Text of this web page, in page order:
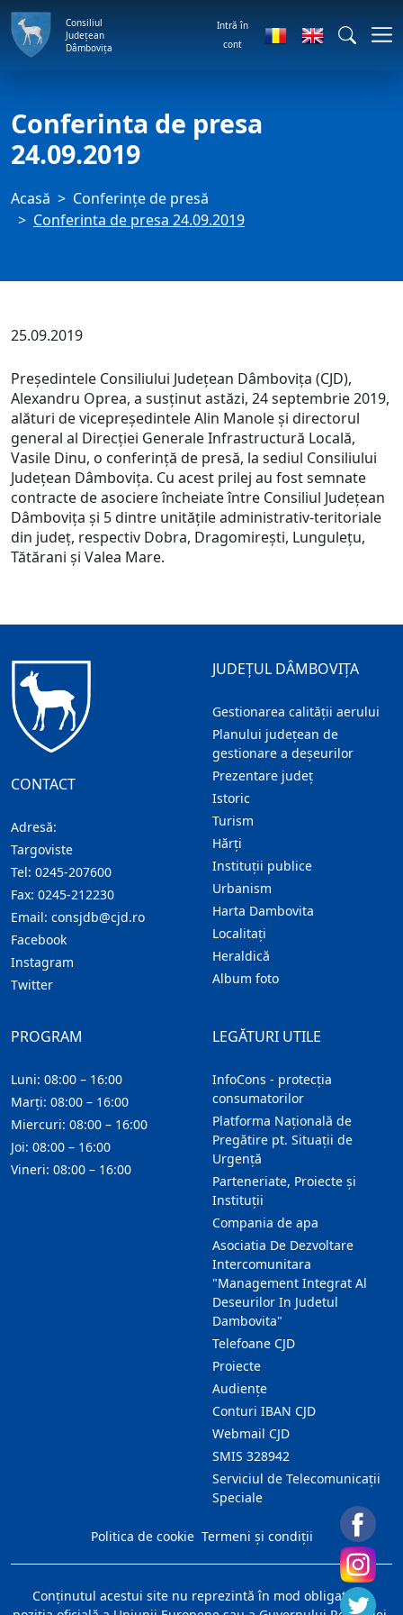
Consiliul
Județean
Dâmbovița
Intră în
cont
Conferinta de presa
24.09.2019
Acasă
Conferințe de presă
Conferinta de presa 24.09.2019
25.09.2019
Președintele Consiliului Județean Dâmbovița (CJD),
Alexandru Oprea, a susținut astăzi, 24 septembrie 2019,
alături de vicepreședintele Alin Manole și directorul
general al Direcției Generale Infrastructură Locală,
Vasile Dinu, o conferință de presă, la sediul Consiliului
Județean Dâmbovița. Cu acest prilej au fost semnate
contracte de asociere încheiate între Consiliul Județean
Dâmbovița și 5 dintre unitățile administrativ-teritoriale
din județ, respectiv Dobra, Dragomirești, Lungulețu,
Tătărani și Valea Mare.
CONTACT
Adresă:
Targoviste
Tel: 0245-207600
Fax: 0245-212230
Email: consjdb@cjd.ro
Facebook
Instagram
Twitter
JUDEȚUL DÂMBOVIȚA
Gestionarea calității aerului
Planului județean de
gestionare a deșeurilor
Prezentare judeţ
Istoric
Turism
Hărţi
Instituţii publice
Urbanism
Harta Dambovita
Localitaţi
Heraldică
Album foto
LEGĂTURI UTILE
InfoCons - protecția
consumatorilor
Platforma Națională de
Pregătire pt. Situații de
Urgență
Parteneriate, Proiecte și
Instituții
Compania de apa
Asociatia De Dezvoltare
Intercomunitara
"Management Integrat Al
Deseurilor In Judetul
Dambovita"
Telefoane CJD
Proiecte
Audienţe
Conturi IBAN CJD
Webmail CJD
SMIS 328942
Serviciul de Telecomunicații
Speciale
PROGRAM
Luni: 08:00 – 16:00
Marți: 08:00 – 16:00
Miercuri: 08:00 – 16:00
Joi: 08:00 – 16:00
Vineri: 08:00 – 16:00
Politica de cookie Termeni și condiții
Conţinutul acestui site nu reprezintă în mod obligatoriu